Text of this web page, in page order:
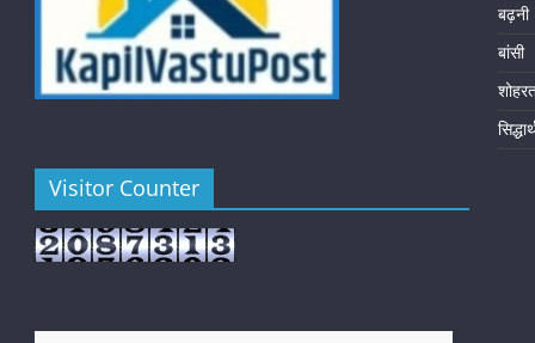
Visitor Counter
बढ़नी
बांसी